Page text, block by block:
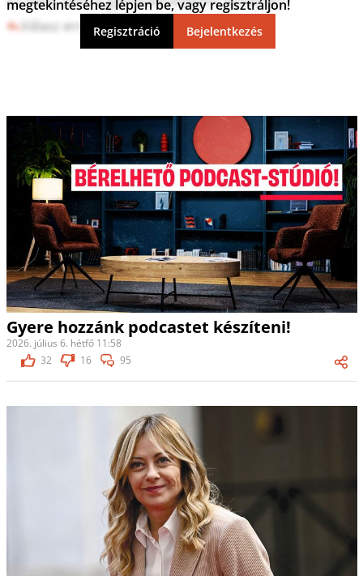
Válasz erre 1 1
megtekintéséhez lépjen be, vagy regisztráljon!
Regisztráció Bejelentkezés
Gyere hozzánk podcastet készíteni!
2026. július 6. hétfő 11:58
32
16 95